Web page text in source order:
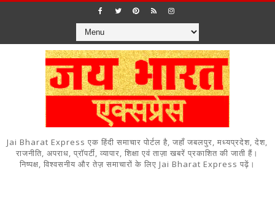
Jai Bharat Express एक हिंदी समाचार पोर्टल है, जहाँ जबलपुर, मध्यप्रदेश, देश,
राजनीति, अपराध, प्रॉपर्टी, व्यापार, शिक्षा एवं ताज़ा खबरें प्रकाशित की जाती हैं।
निष्पक्ष, विश्वसनीय और तेज़ समाचारों के लिए Jai Bharat Express पढ़ें।